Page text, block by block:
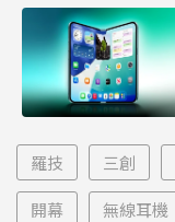
羅技 三創
開幕 無線耳機